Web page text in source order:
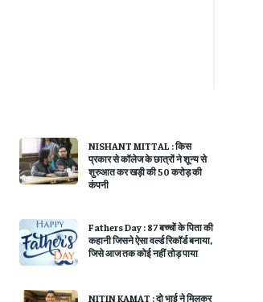
NISHANT MITTAL : किस
प्रकार से कॉलेज के छात्रों ने शून्य से
शुरुआत कर खड़ी की 50 करोड़ की
कंपनी
Fathers Day : 87 बच्चों के पिता की
कहानी जिसने ऐसा वर्ल्ड रिकॉर्ड बनाया,
जिसे आज तक कोई नहीं तोड़ पाया
NITIN KAMAT : दो भाई ने मिलकर